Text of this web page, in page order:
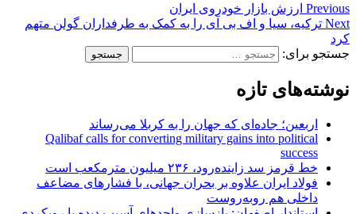
Previous ارزش بازار خودروی ایران
Next ترکیه، سیا و اف بی آی را به کمک به طرفداران گولن متهم
کرد
جستجو برای:
نوشته‌های تازه
اربعین؛ جاده‌ای که جهان را به کربلا می‌رساند
Qalibaf calls for converting military gains into political
success
خط قرمز سد زاینده‌رود، ۲۳۶ میلیون مترمکعب است
فولاد ایران علاوه بر بحران جهانی، با فشارهای مضاعف
داخلی هم روبه‌روست